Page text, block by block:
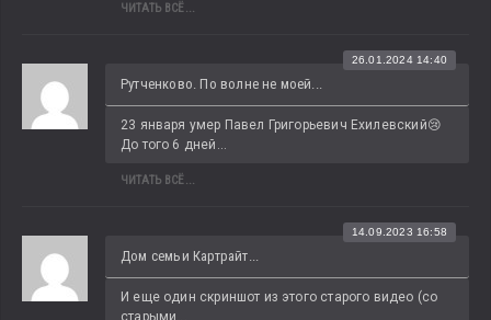
ЧИТАТЬ ВСЁ...
Рутченково. По волне не моей...
26.01.2024 14:40
23 января умер Павел Григорьевич Ехилевский😢
До того 6 дней...
ЧИТАТЬ ВСЁ...
Дом семьи Картрайт...
14.09.2023 16:58
И еще один скриншот из этого старого видео (со